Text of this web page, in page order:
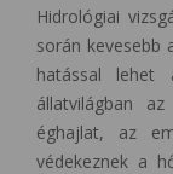
Hidrológiai
során kevesebb
hatással lehet
állatvilágban
éghajlat, az
védekeznek a